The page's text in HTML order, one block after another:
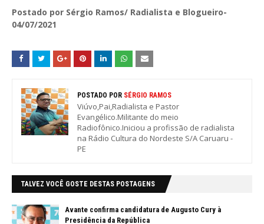
Postado por Sérgio Ramos/ Radialista e Blogueiro-
04/07/2021
POSTADO POR SÉRGIO RAMOS
Viúvo,Pai,Radialista e Pastor
Evangélico.Militante do meio
Radiofônico.Iniciou a profissão de radialista
na Rádio Cultura do Nordeste S/A Caruaru -
PE
TALVEZ VOCÊ GOSTE DESTAS POSTAGENS
Avante confirma candidatura de Augusto Cury à
Presidência da República